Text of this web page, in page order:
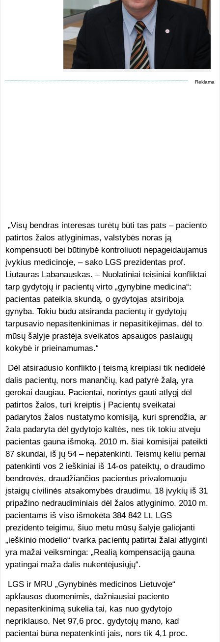
Reklama
„Visų bendras interesas turėtų būti tas pats – paciento
patirtos žalos atlyginimas, valstybės noras ją
kompensuoti bei būtinybė kontroliuoti nepageidaujamus
įvykius medicinoje, – sako LGS prezidentas prof.
Liutauras Labanauskas. – Nuolatiniai teisiniai konfliktai
tarp gydytojų ir pacientų virto „gynybine medicina“:
pacientas pateikia skundą, o gydytojas atsiriboja
gynyba. Tokiu būdu atsiranda pacientų ir gydytojų
tarpusavio nepasitenkinimas ir nepasitikėjimas, dėl to
mūsų šalyje prastėja sveikatos apsaugos paslaugų
kokybė ir prieinamumas.“
Dėl atsiradusio konflikto į teismą kreipiasi tik nedidelė
dalis pacientų, nors manančių, kad patyrė žalą, yra
gerokai daugiau. Pacientai, norintys gauti atlygį dėl
patirtos žalos, turi kreiptis į Pacientų sveikatai
padarytos žalos nustatymo komisiją, kuri sprendžia, ar
žala padaryta dėl gydytojo kaltės, nes tik tokiu atveju
pacientas gauna išmoką. 2010 m. šiai komisijai pateikti
87 skundai, iš jų 54 – nepatenkinti. Teismų keliu pernai
patenkinti vos 2 ieškiniai iš 14-os pateiktų, o draudimo
bendrovės, draudžiančios pacientus privalomuoju
įstaigų civilinės atsakomybės draudimu, 18 įvykių iš 31
pripažino nedraudiminiais dėl žalos atlyginimo. 2010 m.
pacientams iš viso išmokėta 384 842 Lt. LGS
prezidento teigimu, šiuo metu mūsų šalyje galiojanti
„ieškinio modelio“ tvarka pacientų patirtai žalai atlyginti
yra mažai veiksminga: „Realią kompensaciją gauna
ypatingai maža dalis nukentėjusiųjų“.
LGS ir MRU „Gynybinės medicinos Lietuvoje“
apklausos duomenimis, dažniausiai paciento
nepasitenkinimą sukelia tai, kas nuo gydytojo
nepriklauso. Net 97,6 proc. gydytojų mano, kad
pacientai būna nepatenkinti jais, nors tik 4,1 proc.